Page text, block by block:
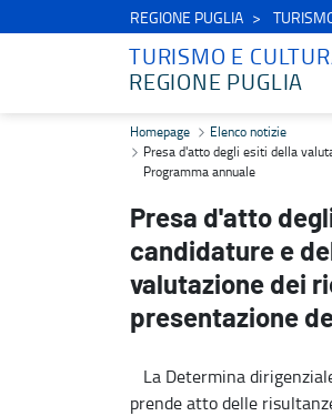
REGIONE PUGLIA
TURISMO E
REGIONE PUGLIA
Presa d'atto degli esiti della valutazione
Homepage
Elenco notizie
Presa d'atto degli esiti della
Programma annuale
Presa d'atto
candidature e
valutazione dei
presentazione
La Determina
prende atto delle